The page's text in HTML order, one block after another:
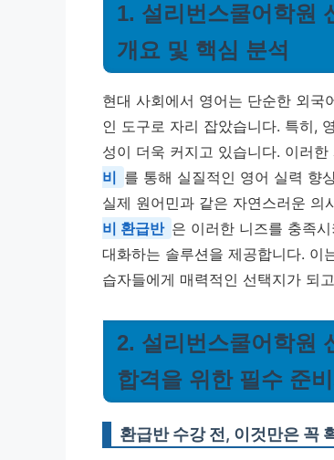
1. 설리번스쿨어학원
개요 및 핵심 분석
현대 사회에서 영어는 단순한 외국
인 도구로 자리 잡았습니다. 특히,
성이 더욱 커지고 있습니다. 이러
비 를 통해 실질적인 영어 실력 향
실제 원어민과 같은 자연스러운 의
비 환급반 은 이러한 니즈를 충족
대화하는 솔루션을 제공합니다. 이
습자들에게 매력적인 선택지가 되
2. 설리번스쿨어학원
합격을 위한 필수 준
환급반 수강 전, 이것만은 꼭